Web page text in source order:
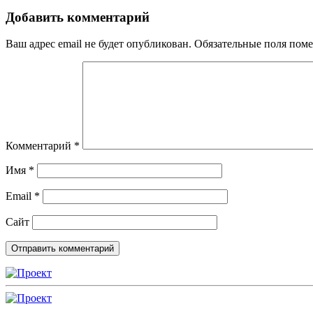
записям
Добавить комментарий
Ваш адрес email не будет опубликован. Обязательные поля
Комментарий *
Имя *
Email *
Сайт